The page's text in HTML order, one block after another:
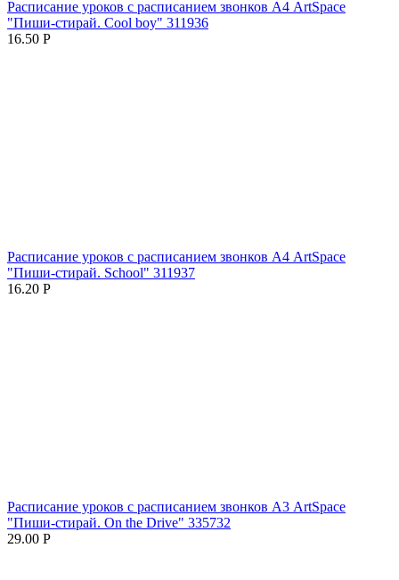
Расписание уроков с расписанием звонков А4 ArtSpace
"Пиши-стирай. Cool boy" 311936
16.50 Р
Расписание уроков с расписанием звонков А4 ArtSpace
"Пиши-стирай. School" 311937
16.20 Р
Расписание уроков с расписанием звонков А3 ArtSpace
"Пиши-стирай. On the Drive" 335732
29.00 Р